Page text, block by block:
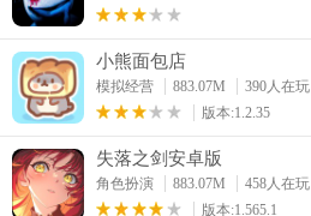
小熊面包店
模拟经营 883.07M
390人在玩
版本:1.2.35
失落之剑安卓版
角色扮演 883.07M
458人在玩
版本:1.565.1